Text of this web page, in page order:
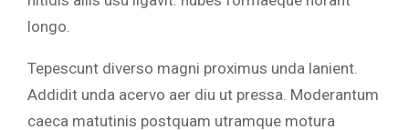
longo.
Tepescunt diverso magni proximus unda lanient.
Addidit unda acervo aer diu ut pressa. Moderantum
caeca matutinis postquam utramque motura